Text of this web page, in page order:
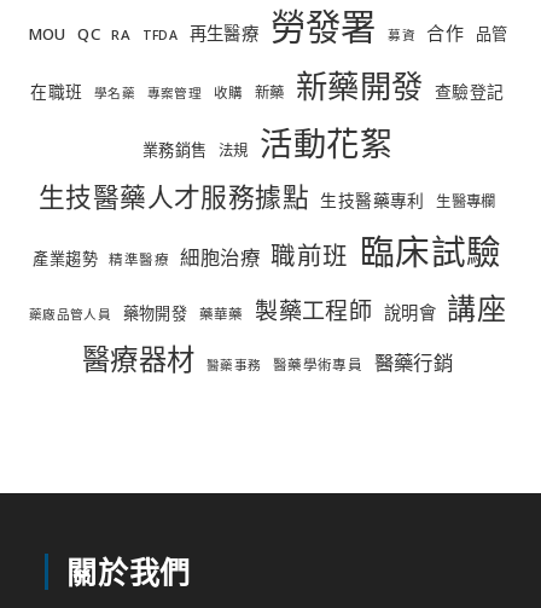
MOU QC RA TFDA 再生醫療 勞發署 募資 合作 品管
在職班 學名藥 專案管理 收購 新藥 新藥開發 查驗登記
業務銷售 法規 活動花絮
生技醫藥人才服務據點 生技醫藥專利 生醫專欄
產業趨勢 精準醫療 細胞治療 職前班 臨床試驗
藥廠品管人員 藥物開發 藥華藥 製藥工程師 說明會 講座
醫療器材 醫藥事務 醫藥學術專員 醫藥行銷
關於我們